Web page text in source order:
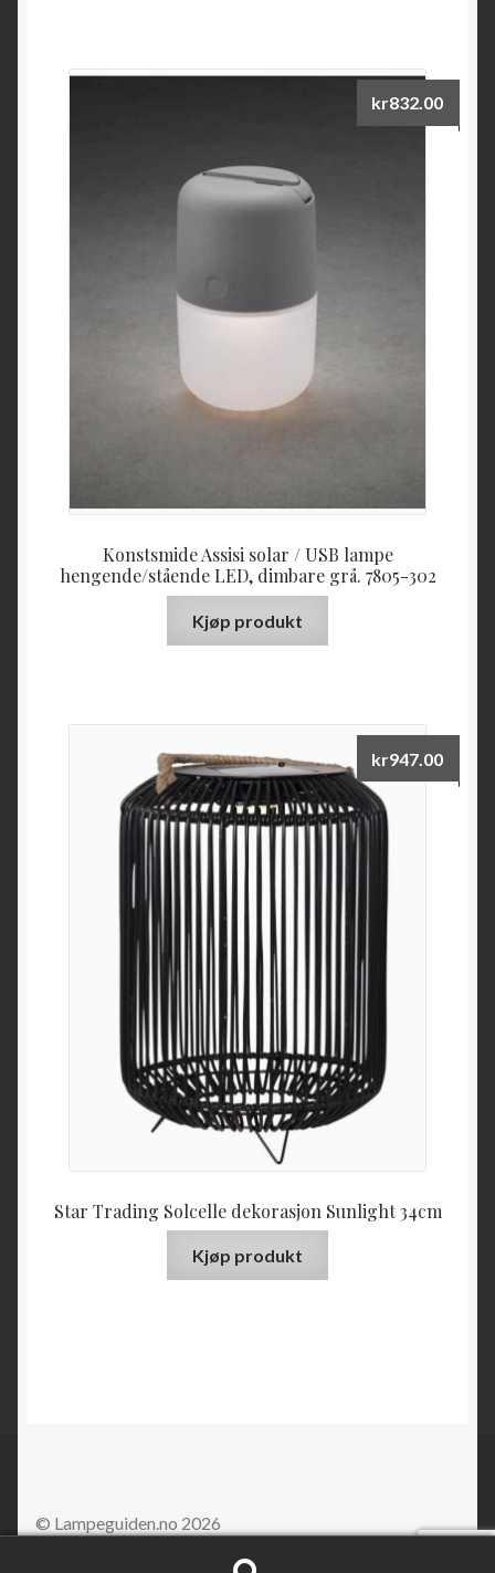
Konstsmide Assisi solar / USB lampe
hengende/stående LED, dimbare grå. 7805-302
kr832.00
Kjøp produkt
Star Trading Solcelle dekorasjon Sunlight 34cm
kr947.00
Kjøp produkt
© Lampeguiden.no 2026